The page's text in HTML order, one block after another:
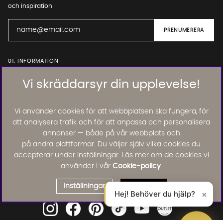
Vi skräddarsyr din upplevelse!
Vi använder cookies för att webbplatsen ska fungera, för
att analysera trafik och för att anpassa och personalisera
annonser — både på vår webbplats och
på andra plattformar. Du väljer själv vilka cookies du
accepterar under inställningar. Läs mer om de cookies vi
använder i vår Cookie-policy.
Inställningar
och inspiration
01. INFORMATION
Läs och lämna kundomdömen:
Hej! Behöver du hjälp? ×